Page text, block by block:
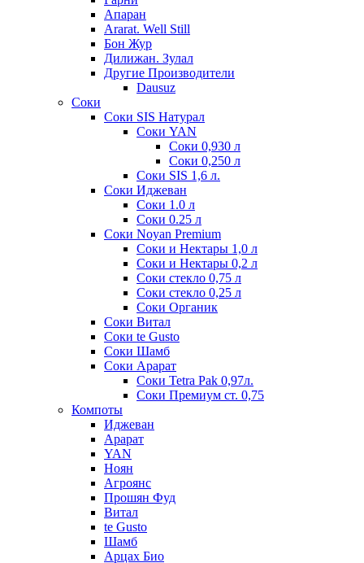
Апаран
Ararat. Well Still
Бон Жур
Дилижан. Зулал
Другие Производители
Dausuz
Соки
Соки SIS Натурал
Соки YAN
Соки 0,930 л
Соки 0,250 л
Соки SIS 1,6 л.
Соки Иджеван
Соки 1.0 л
Соки 0.25 л
Соки Noyan Premium
Соки и Нектары 1,0 л
Соки и Нектары 0,2 л
Соки стекло 0,75 л
Соки стекло 0,25 л
Соки Органик
Соки Витал
Соки te Gusto
Соки Шамб
Соки Арарат
Соки Tetra Pak 0,97л.
Соки Премиум ст. 0,75
Компоты
Иджеван
Арарат
YAN
Ноян
Агроянс
Прошян Фуд
Витал
te Gusto
Шамб
Арцах Био